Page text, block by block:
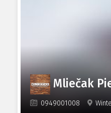
Mliečak
0949001008